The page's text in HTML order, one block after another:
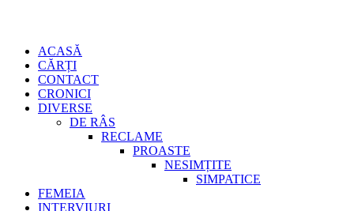
Primary
Menu
ACASĂ
CĂRȚI
CONTACT
CRONICI
DIVERSE
DE RÂS
RECLAME
PROASTE
NESIMȚITE
SIMPATICE
FEMEIA
INTERVIURI